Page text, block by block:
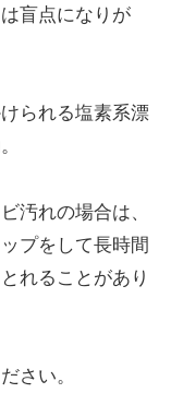
盲点になりが
られる塩素系漂
汚れの場合は、
プをして長時間
れることがあり
さい。